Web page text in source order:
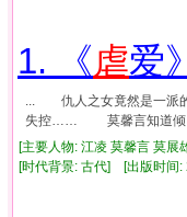
1. 《虐爱》
... 仇人之女竟然是一
失控…… 莫馨言知道倾自
[主要人物: 江凌 莫馨言 莫
[时代背景: 古代] [出版时